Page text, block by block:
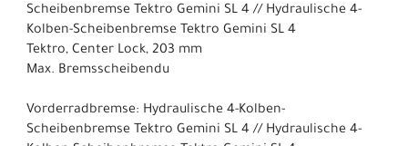
Scheibenbremse Tektro Gemini SL 4 // Hydraulische 4-
Kolben-Scheibenbremse Tektro Gemini SL 4
Tektro, Center Lock, 203 mm
Max. Bremsscheibendu
Vorderradbremse: Hydraulische 4-Kolben-
Scheibenbremse Tektro Gemini SL 4 // Hydraulische 4-